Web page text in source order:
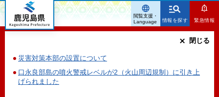
鹿児島県
情報を探す 緊急情報
災害対策本部の設置について
口永良部島の噴火警戒レベルが2（火山周辺規制）に引き上
げられました
閉じる
閲覧支援・
Language